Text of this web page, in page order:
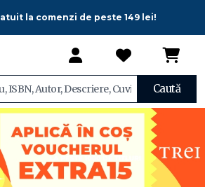
la comenzi de peste 149 lei!
Caută